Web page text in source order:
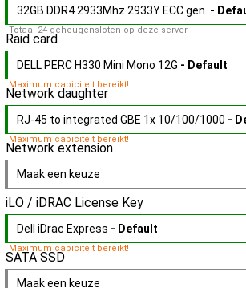
32GB DDR4 2933Mhz 2933Y ECC gen. -
Totaal 24 geheugensloten op deze server
Raid card
DELL PERC H330 Mini Mono 12G - Default
Maximum capiciteit bereikt!
Network daughter
RJ-45 to integrated GBE 1x 10/100/1000 -
Maximum capiciteit bereikt!
Network extension
Maak een keuze
iLO / iDRAC License Key
Dell iDrac Express - Default
Maximum capiciteit bereikt!
SATA SSD
Maak een keuze